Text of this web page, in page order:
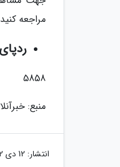
مراجعه
5858
منبع:
انتشار: 12 دی 1402